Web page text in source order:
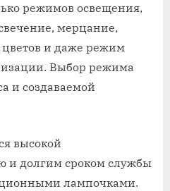
режимов освещения,
мерцание,
и даже режим
Выбор режима
и создаваемой
высокой
и долгим сроком службы
лампочками.